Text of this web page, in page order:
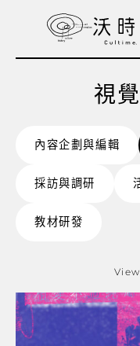
視
內容企劃與編輯
採訪與調研
教材研發